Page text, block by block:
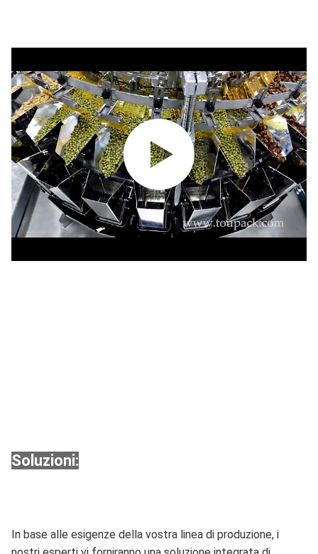
Soluzioni:
In base alle esigenze della vostra linea di produzione, i